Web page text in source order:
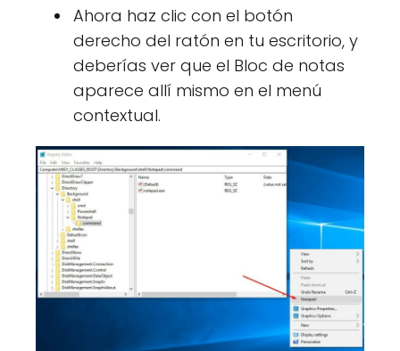
Ahora haz clic con el botón
derecho del ratón en tu escritorio, y
deberías ver que el Bloc de notas
aparece allí mismo en el menú
contextual.